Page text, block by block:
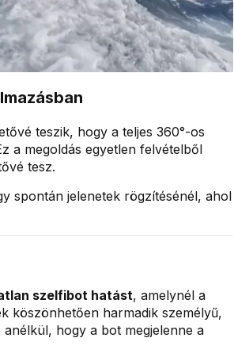
teszik, hogy a teljes 360°-os
a megoldás egyetlen felvételből
tesz.
spontán jelenetek rögzítésénél, ahol
szelfibot hatást, amelynél a
köszönhetően harmadik személyű,
hogy a bot megjelenne a